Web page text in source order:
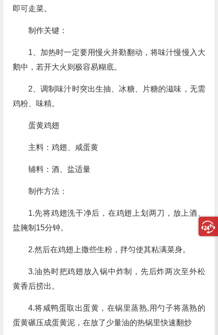
即可走菜。
制作关键：
1、加热时一定要用慢火并勤翻动，将味汁慢慢入大
鹅中，若开大火则极容易糊底。
2、调制味汁时突出生抽、冰糖、片糖的滋味，无需
鸡粉、味精。
蛋黄鸡翅
主料：鸡翅、咸蛋黄
辅料：酒、盐适量
制作方法：
1.先将鸡翅洗干净后，在鸡翅上划两刀，放上酒、
盐腌制15分钟。
2.然后在鸡翅上撒些生粉，拌匀使其粘满菜身。
3.油热时把鸡翅放入锅中炸制，先后炸两次至外松
黄香后捞出。
4.将咸鸭蛋取出蛋黄，在锅里蒸熟,用勺子将蒸熟的
蛋黄碾压成蛋黄泥，在放了少量油的热锅里快速翻炒